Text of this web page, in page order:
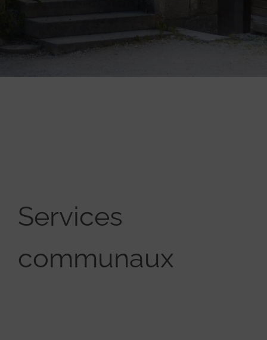
Services
communaux